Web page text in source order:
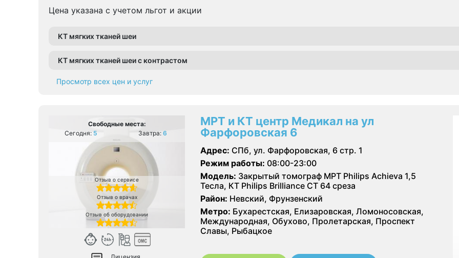
Цена указана с учетом льгот и акции
КТ мягких тканей шеи
КТ мягких тканей шеи с контрастом
Просмотр всех цен и услуг
Свободные места:
Сегодня: 5 Завтра: 6
Отзыв о сервисе
Отзыв о врачах
Отзыв об оборудовании
МРТ и КТ центр Медикал на ул
Фарфоровская 6
Адрес: СПб, ул. Фарфоровская, 6 стр. 1
Режим работы: 08:00-23:00
Модель: Закрытый томограф МРТ Philips Achieva 1,5
Тесла, КТ Philips Brilliance CT 64 среза
Район: Невский, Фрунзенский
Метро: Бухарестская, Елизаровская, Ломоносовская,
Международная, Обухово, Пролетарская, Проспект
Славы, Рыбацкое